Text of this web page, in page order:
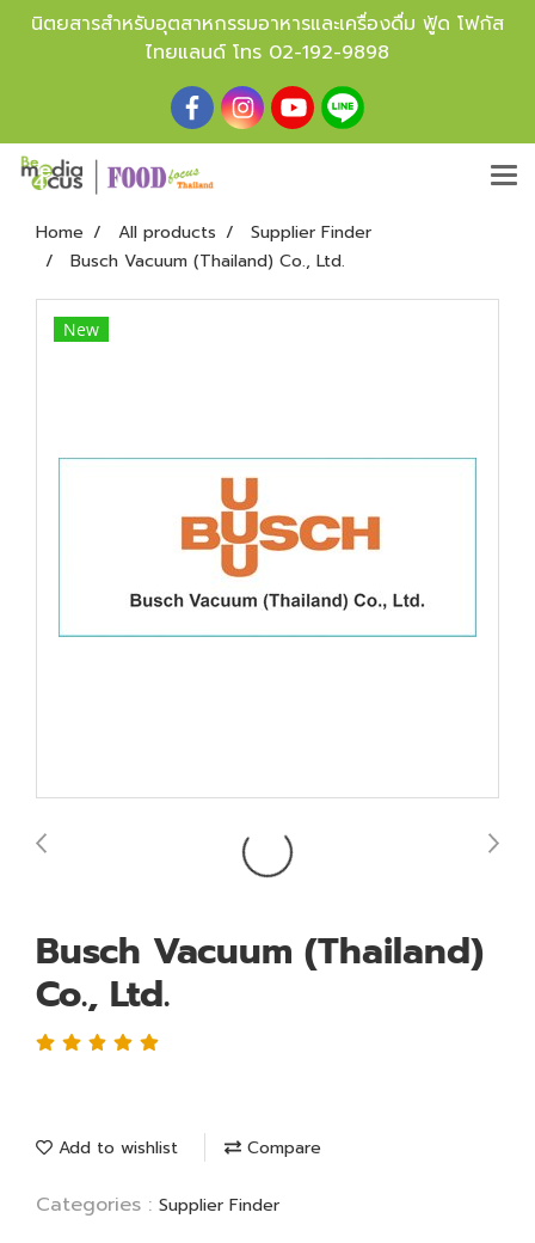
นิตยสารสำหรับอุตสาหกรรมอาหารและเครื่องดื่ม ฟู้ด โฟกัส
ไทยแลนด์ โทร 02-192-9898
Home All products
Supplier Finder
Busch Vacuum (Thailand) Co., Ltd.
New
Busch Vacuum (Thailand)
Co., Ltd.
Add to wishlist Compare
Categories : Supplier Finder